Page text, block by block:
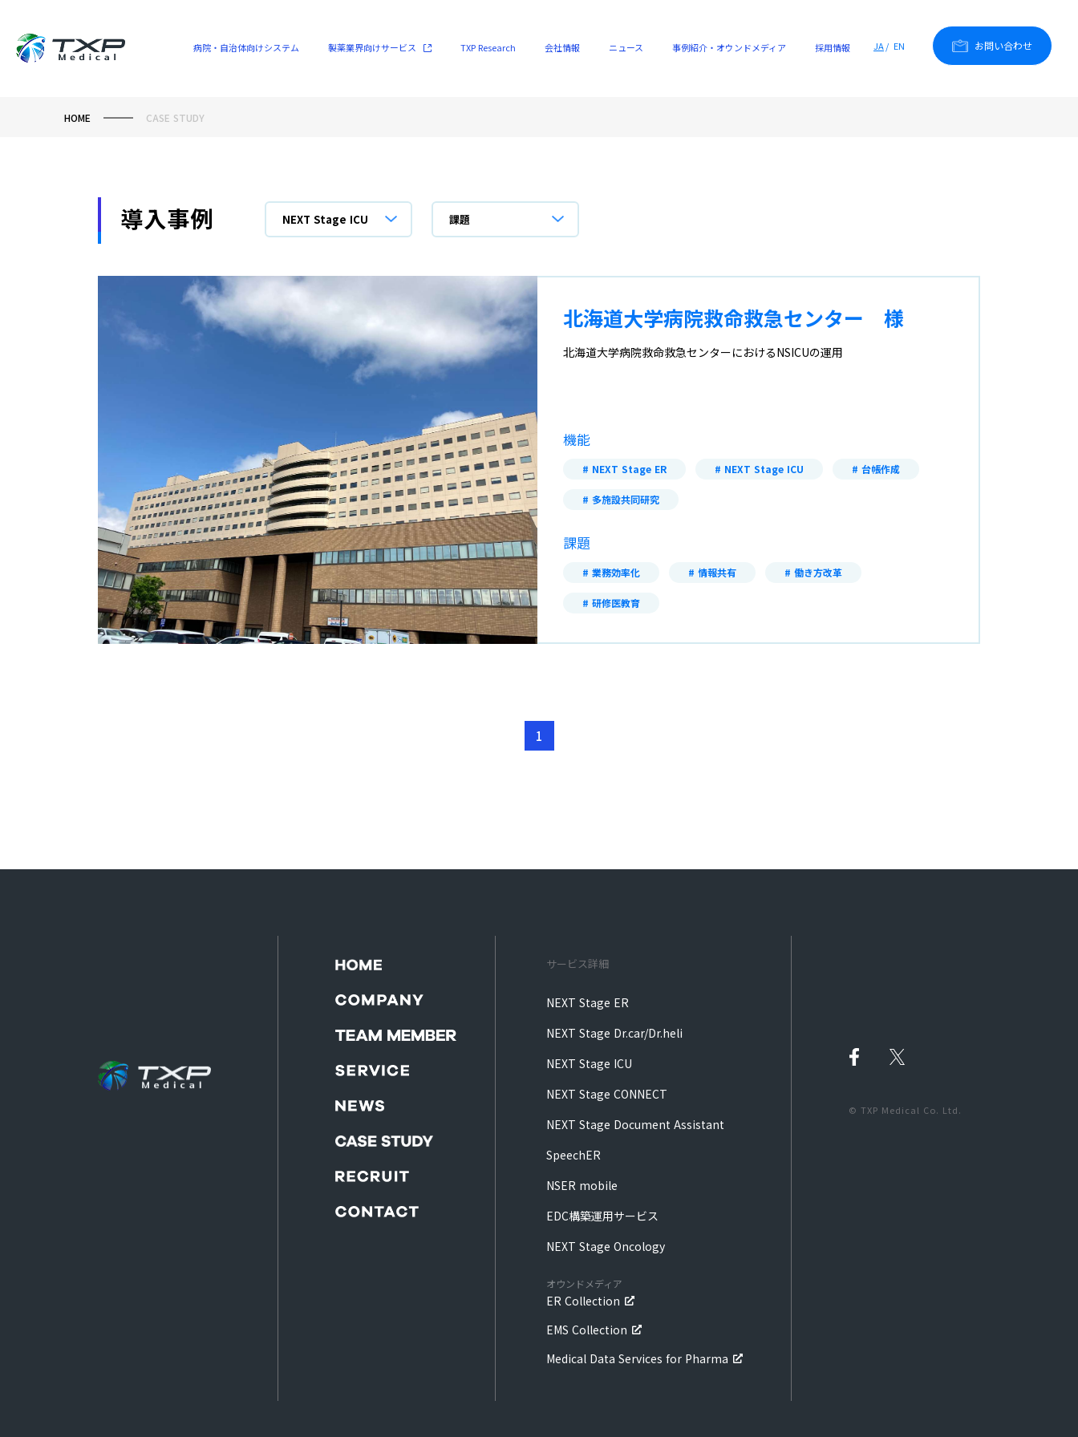
HOME CASE STUDY
導入事例 NEXT Stage ICU 課題
北海道大学病院救命救急センター 様
北海道大学病院救命救急センターにおけるNSICUの運用
機能
NEXT Stage ER NEXT Stage ICU 台帳作成
多施設共同研究
課題
業務効率化 情報共有 働き方改革
研修医教育
1
サービス詳細
NEXT Stage ER
NEXT Stage Dr.car/Dr.heli
NEXT Stage ICU
NEXT Stage CONNECT
NEXT Stage Document Assistant
SpeechER
NSER mobile
EDC構築運用サービス
NEXT Stage Oncology
オウンドメディア
ER Collection
EMS Collection
Medical Data Services for Pharma
© TXP Medical Co. Ltd.
救急隊／医療連携システム
経営陣紹介
ESG
ポリシー
オウンドメディア
連動企画
病院・自治体向けシステム 製薬業界向けサービス TXP Research 会社情報 ニュース 事例紹介・オウンドメディア 採用情報 JA EN お問い合わせ